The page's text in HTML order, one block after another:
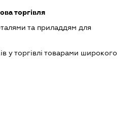
торгівля
та приладдям для
у торгівлі товарами широкого